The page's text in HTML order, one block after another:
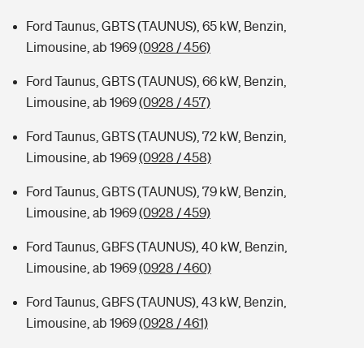
Ford Taunus, GBTS (TAUNUS), 65 kW, Benzin,
Limousine, ab 1969(0928 / 456)
Ford Taunus, GBTS (TAUNUS), 66 kW, Benzin,
Limousine, ab 1969(0928 / 457)
Ford Taunus, GBTS (TAUNUS), 72 kW, Benzin,
Limousine, ab 1969(0928 / 458)
Ford Taunus, GBTS (TAUNUS), 79 kW, Benzin,
Limousine, ab 1969(0928 / 459)
Ford Taunus, GBFS (TAUNUS), 40 kW, Benzin,
Limousine, ab 1969(0928 / 460)
Ford Taunus, GBFS (TAUNUS), 43 kW, Benzin,
Limousine, ab 1969(0928 / 461)